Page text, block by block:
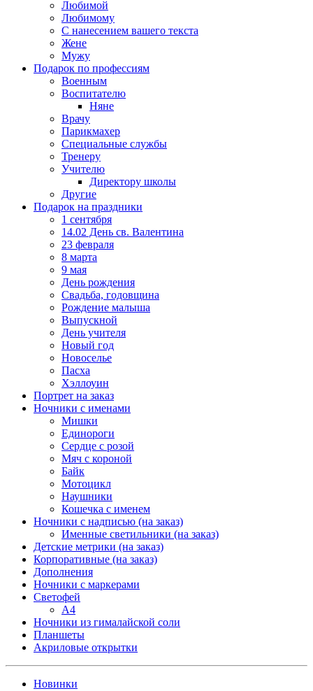
Любимой
Любимому
С нанесением вашего текста
Жене
Мужу
Подарок по профессиям
Военным
Воспитателю
Няне
Врачу
Парикмахер
Специальные службы
Тренеру
Учителю
Директору школы
Другие
Подарок на праздники
1 сентября
14.02 День св. Валентина
23 февраля
8 марта
9 мая
День рождения
Свадьба, годовщина
Рождение малыша
Выпускной
День учителя
Новый год
Новоселье
Пасха
Хэллоуин
Портрет на заказ
Ночники с именами
Мишки
Единороги
Сердце с розой
Мяч с короной
Байк
Мотоцикл
Наушники
Кошечка с именем
Ночники с надписью (на заказ)
Именные светильники (на заказ)
Детские метрики (на заказ)
Корпоративные (на заказ)
Дополнения
Ночники с маркерами
Светофей
А4
Ночники из гималайской соли
Планшеты
Акриловые открытки
Новинки